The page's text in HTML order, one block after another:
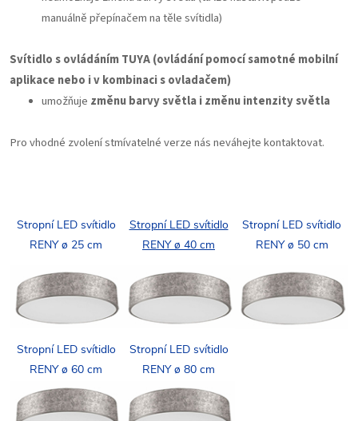
manuálně přepínačem na těle svítidla)
Svítidlo s ovládáním TUYA (ovládání pomocí samotné mobilní
aplikace nebo i v kombinaci s ovladačem)
umožňuje změnu barvy světla i změnu intenzity světla
Pro vhodné zvolení stmívatelné verze nás neváhejte kontaktovat.
Stropní LED svítidlo
RENY ø 25 cm
Stropní LED svítidlo
RENY ø 40 cm
Stropní LED svítidlo
RENY ø 50 cm
Stropní LED svítidlo
RENY ø 60 cm
Stropní LED svítidlo
RENY ø 80 cm